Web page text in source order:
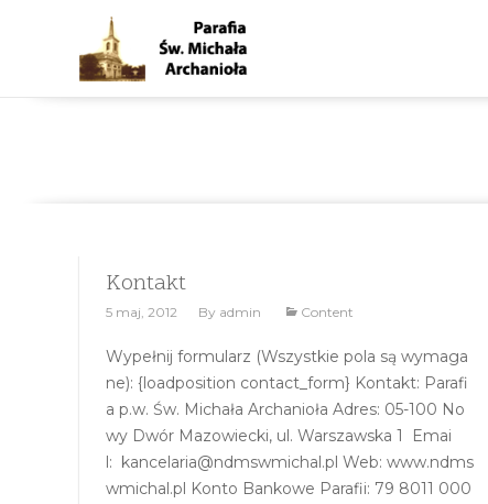
Kontakt
5 maj, 2012 By admin Content
Wypełnij formularz (Wszystkie pola są wymaga
ne): {loadposition contact_form} Kontakt: Parafi
a p.w. Św. Michała Archanioła Adres: 05-100 No
wy Dwór Mazowiecki, ul. Warszawska 1 Emai
l: kancelaria@ndmswmichal.pl Web: www.ndms
wmichal.pl Konto Bankowe Parafii: 79 8011 000